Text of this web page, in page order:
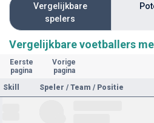
Vergelijkbare
spelers
Vergelijkbare voetballers
Eerste
pagina
Vorige
pagina
Skill
Speler / Team / Positie